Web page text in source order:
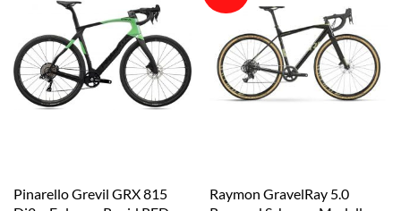
Pinarello Grevil GRX 815
Raymon GravelRay 5.0